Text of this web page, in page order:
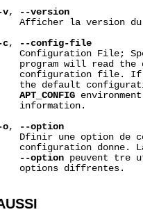
v,
--version
Afficher la version du
c,
--config-file
Configuration File;
program will read the
configuration file.
the default
APT_CONFIG
information.
o,
--option
Dfinir une option de
configuration donne.
--option peuvent tre
options diffrentes.